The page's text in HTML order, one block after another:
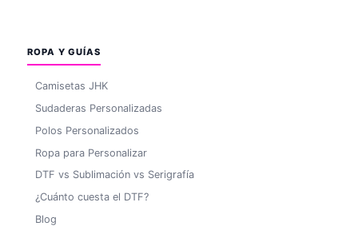
ROPA Y GUÍAS
Camisetas JHK
Sudaderas Personalizadas
Polos Personalizados
Ropa para Personalizar
DTF vs Sublimación vs Serigrafía
¿Cuánto cuesta el DTF?
Blog